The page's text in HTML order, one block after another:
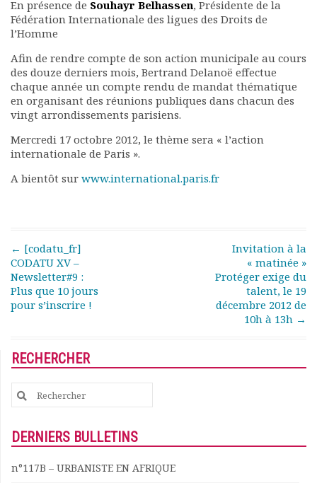
Comité de rédaction
Bulletins Villes en
Kiosk
Ressources
Nos actions
Podcast-AdP
Dîners débats
Journées d’études
Matinales
Documents
Les adhérents
Annuaire
Offres d’emploi
Nous contacter
En présence de Souhayr Belhassen, Présidente de la
Fédération Internationale des ligues des Droits de
l’Homme
Afin de rendre compte de son action municipale au cours
des douze derniers mois, Bertrand Delanoë effectue
chaque année un compte rendu de mandat thématique
en organisant des réunions publiques dans chacun des
vingt arrondissements parisiens.
Mercredi 17 octobre 2012, le thème sera « l’action
internationale de Paris ».
A bientôt sur www.international.paris.fr
Post navigation
← [codatu_fr]
CODATU XV –
Newsletter#9 :
Plus que 10 jours
pour s’inscrire !
Invitation à la
« matinée »
Protéger exige du
talent, le 19
décembre 2012 de
10h à 13h →
RECHERCHER
Search
for:
DERNIERS BULLETINS
n°117B – URBANISTE EN AFRIQUE